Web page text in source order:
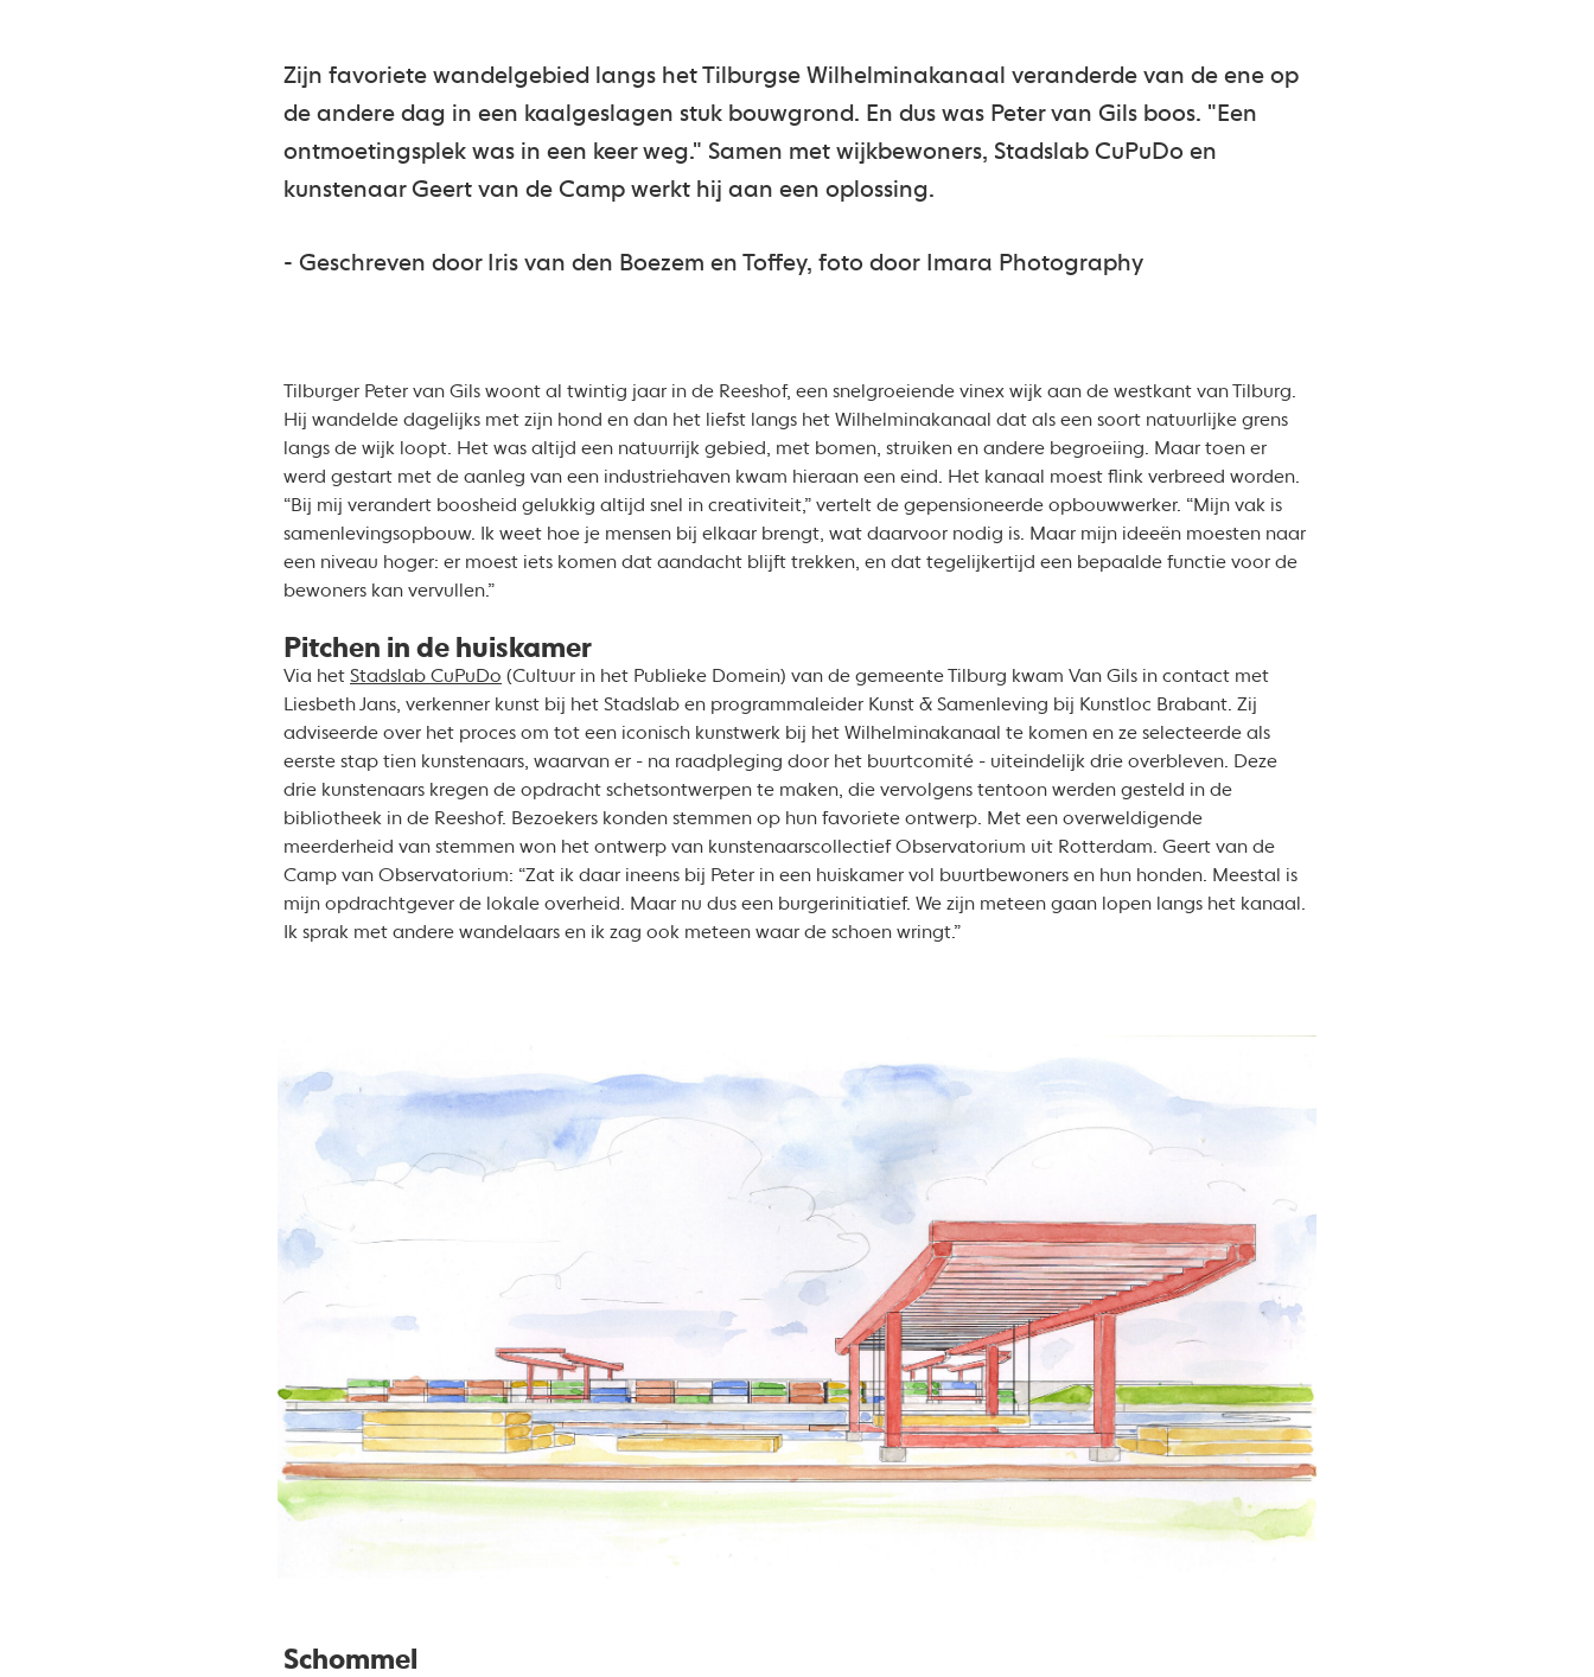
Zijn favoriete wandelgebied langs het Tilburgse Wilhelminakanaal veranderde van de ene op
de andere dag in een kaalgeslagen stuk bouwgrond. En dus was Peter van Gils boos. "Een
ontmoetingsplek was in een keer weg." Samen met wijkbewoners, Stadslab CuPuDo en
kunstenaar Geert van de Camp werkt hij aan een oplossing.
- Geschreven door Iris van den Boezem en Toffey, foto door Imara Photography
Tilburger Peter van Gils woont al twintig jaar in de Reeshof, een snelgroeiende vinex wijk aan de westkant van Tilburg.
Hij wandelde dagelijks met zijn hond en dan het liefst langs het Wilhelminakanaal dat als een soort natuurlijke grens
langs de wijk loopt. Het was altijd een natuurrijk gebied, met bomen, struiken en andere begroeiing. Maar toen er
werd gestart met de aanleg van een industriehaven kwam hieraan een eind. Het kanaal moest flink verbreed worden.
“Bij mij verandert boosheid gelukkig altijd snel in creativiteit,” vertelt de gepensioneerde opbouwwerker. “Mijn vak is
samenlevingsopbouw. Ik weet hoe je mensen bij elkaar brengt, wat daarvoor nodig is. Maar mijn ideeën moesten naar
een niveau hoger: er moest iets komen dat aandacht blijft trekken, en dat tegelijkertijd een bepaalde functie voor de
bewoners kan vervullen.”
Pitchen in de huiskamer
Via het Stadslab CuPuDo (Cultuur in het Publieke Domein) van de gemeente Tilburg kwam Van Gils in contact met
Liesbeth Jans, verkenner kunst bij het Stadslab en programmaleider Kunst & Samenleving bij Kunstloc Brabant. Zij
adviseerde over het proces om tot een iconisch kunstwerk bij het Wilhelminakanaal te komen en ze selecteerde als
eerste stap tien kunstenaars, waarvan er - na raadpleging door het buurtcomité - uiteindelijk drie overbleven. Deze
drie kunstenaars kregen de opdracht schetsontwerpen te maken, die vervolgens tentoon werden gesteld in de
bibliotheek in de Reeshof. Bezoekers konden stemmen op hun favoriete ontwerp. Met een overweldigende
meerderheid van stemmen won het ontwerp van kunstenaarscollectief Observatorium uit Rotterdam. Geert van de
Camp van Observatorium: “Zat ik daar ineens bij Peter in een huiskamer vol buurtbewoners en hun honden. Meestal is
mijn opdrachtgever de lokale overheid. Maar nu dus een burgerinitiatief. We zijn meteen gaan lopen langs het kanaal.
Ik sprak met andere wandelaars en ik zag ook meteen waar de schoen wringt.”
Schommel